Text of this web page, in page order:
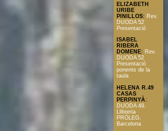
ELIZABETH
URIBE
PINILLOS: Rev.
DUODA 52
Presentació
ISABEL
RIBERA
DOMENE: Rev.
DUODA 52
Presentació
ponents de la
taula
HELENA R.49
CASAS
PERPINYÀ:
DUODA 49.
Llibreria
PRÒLEG.
Barcelona